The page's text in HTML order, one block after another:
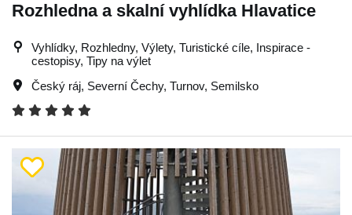
Rozhledna a skalní vyhlídka Hlavatice
Vyhlídky, Rozhledny, Výlety, Turistické cíle, Inspirace -
cestopisy, Tipy na výlet
Český ráj, Severní Čechy, Turnov, Semilsko